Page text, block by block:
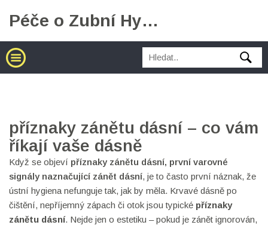
Péče o Zubní Hygienu
příznaky zánětu dásní – co vám
říkají vaše dásně
Když se objeví příznaky zánětu dásní, první varovné
signály naznačující zánět dásní, je to často první náznak, že
ústní hygiena nefunguje tak, jak by měla. Krvavé dásně po
čištění, nepříjemný zápach či otok jsou typické příznaky
zánětu dásní. Nejde jen o estetiku – pokud je zánět ignorován,